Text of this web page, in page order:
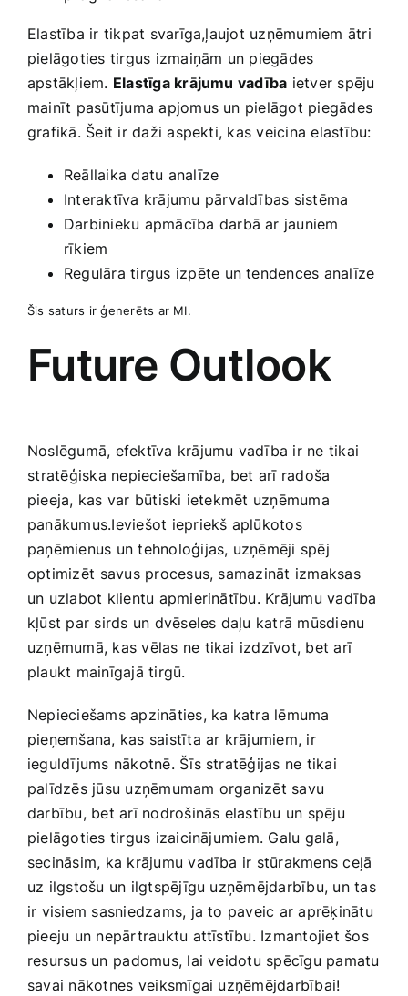
Elastība ir tikpat svarīga,ļaujot uzņēmumiem ātri
pielāgoties tirgus izmaiņām un piegādes
apstākļiem. Elastīga krājumu vadība ietver spēju
mainīt‍ pasūtījuma apjomus un pielāgot piegādes
grafikā. Šeit ir daži‍ aspekti, kas veicina elastību:
Reāllaika datu analīze
Interaktīva krājumu pārvaldības sistēma
Darbinieku apmācība darbā ar jauniem
rīkiem
Regulāra tirgus izpēte un tendences analīze
Šis saturs ir ģenerēts ar MI.
Future Outlook
Noslēgumā, efektīva krājumu vadība ir​ ne tikai
⁣stratēģiska nepieciešamība, bet arī radoša
pieeja, ‍kas var būtiski ietekmēt uzņēmuma
panākumus.Ieviešot iepriekš aplūkotos⁣
paņēmienus un tehnoloģijas, uzņēmēji spēj⁣
optimizēt ⁣savus procesus, samazināt izmaksas
un uzlabot klientu apmierinātību. Krājumu vadība
kļūst par sirds un dvēseles‌ daļu katrā mūsdienu
uzņēmumā, kas vēlas ne tikai izdzīvot, bet arī
plaukt mainīgajā tirgū.
Nepieciešams apzināties, ka katra lēmuma
pieņemšana, kas saistīta ar krājumiem, ir
ieguldījums nākotnē. Šīs stratēģijas ne tikai
palīdzēs jūsu uzņēmumam organizēt savu
darbību, bet arī nodrošinās elastību un spēju
pielāgoties tirgus izaicinājumiem. Galu galā,
secināsim, ka krājumu vadība ir stūrakmens ceļā
uz ilgstošu un ilgtspējīgu uzņēmējdarbību, un tas
ir visiem sasniedzams, ja to paveic‌ ar aprēķinātu
pieeju​ un nepārtrauktu attīstību. Izmantojiet šos
resursus un⁢ padomus, lai veidotu spēcīgu pamatu
‍savai nākotnes⁢ veiksmīgai uzņēmējdarbībai!